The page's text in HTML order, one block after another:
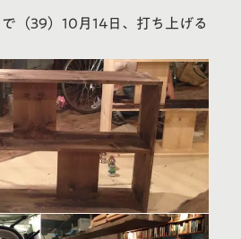
（39）10月14日、打ち上げる